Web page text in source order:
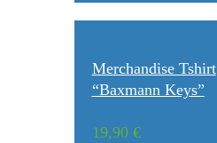
Merchandise Tshirt
“Baxmann Keys”
19,90 €